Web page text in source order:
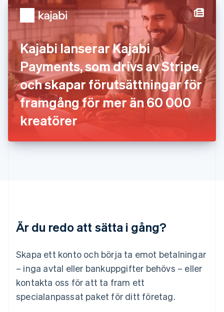
Kajabi lanserar Kajabi
Payments, som drivs av Stripe,
och skapar förutsättningar för
framgång för mer än 60 000
kreatörer
Är du redo att sätta i gång?
Skapa ett konto och börja ta emot betalningar
– inga avtal eller bankuppgifter behövs – eller
kontakta oss för att ta fram ett
specialanpassat paket för ditt företag.
Italien
ItalianoEnglish
Japan
English
Kanada
EnglishFrançais
Kroatien
English Italiano
Lettland
English
Liechtenstein
DeutschEnglish
Litauen
Luxemburg
Nederländerna
Norge
English
Nya Zeeland
English
English